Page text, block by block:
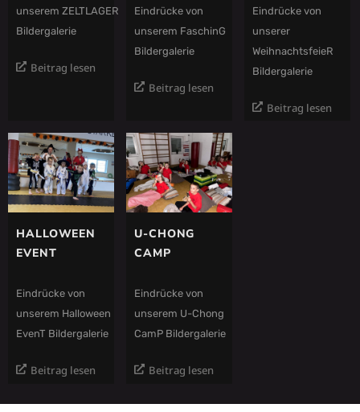
unserem ZELTLAGER
Bildergalerie
Beitrag lesen
Eindrücke von
unserem FaschinG
Bildergalerie
Beitrag lesen
Eindrücke von
unserer
WeihnachtsfeieR
Bildergalerie
Beitrag lesen
HALLOWEEN
EVENT
Eindrücke von
unserem Halloween
EvenT Bildergalerie
Beitrag lesen
U-CHONG
CAMP
Eindrücke von
unserem U-Chong
CamP Bildergalerie
Beitrag lesen